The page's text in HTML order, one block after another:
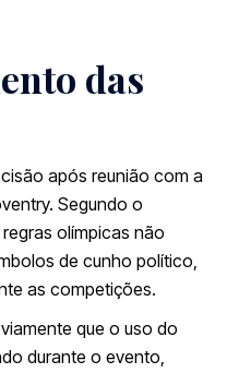
das
após reunião com a
Segundo o
olímpicas não
de cunho político,
as competições.
que o uso do
durante o evento,